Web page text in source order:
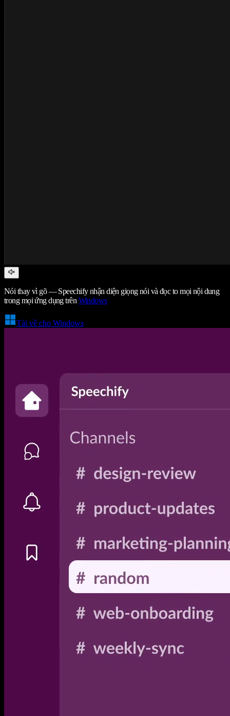
Nói thay vì gõ — Speechify nhận diện giọng nói và đọc to mọi nội dung
trong mọi ứng dụng trên Windows
Tải về cho Windows